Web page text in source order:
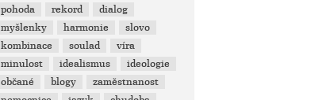
pohoda
rekord
dialog
myšlenky
harmonie
slovo
kombinace
soulad
víra
minulost
idealismus
ideologie
občané
blogy
zaměstnanost